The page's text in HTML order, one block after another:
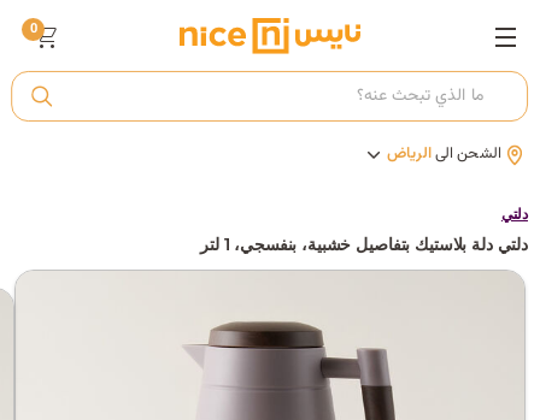
أ الشحن الىالرياض
0
دلتي
دلتي دلة بلاستيك بتفاصيل خشبية، بنفسجي، 1 لتر